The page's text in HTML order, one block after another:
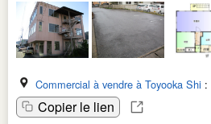
Commercial à vendre à Toyooka Shi :
Copier le lien